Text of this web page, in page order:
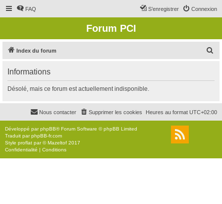
FAQ Connexion
S’enregistrer
Forum PCI
Index du forum
r
c
r
Informations
Désolé, mais ce forum est actuellement indisponible.
Heures au format UTC+02:00
Supprimer les cookies
Nous contacter
Développé parphpBB® Forum Software © phpBB Limited
Traduit parphpBB-fr.com
Style proflat par ©Mazeltof 2017
Confidentialité | Conditions